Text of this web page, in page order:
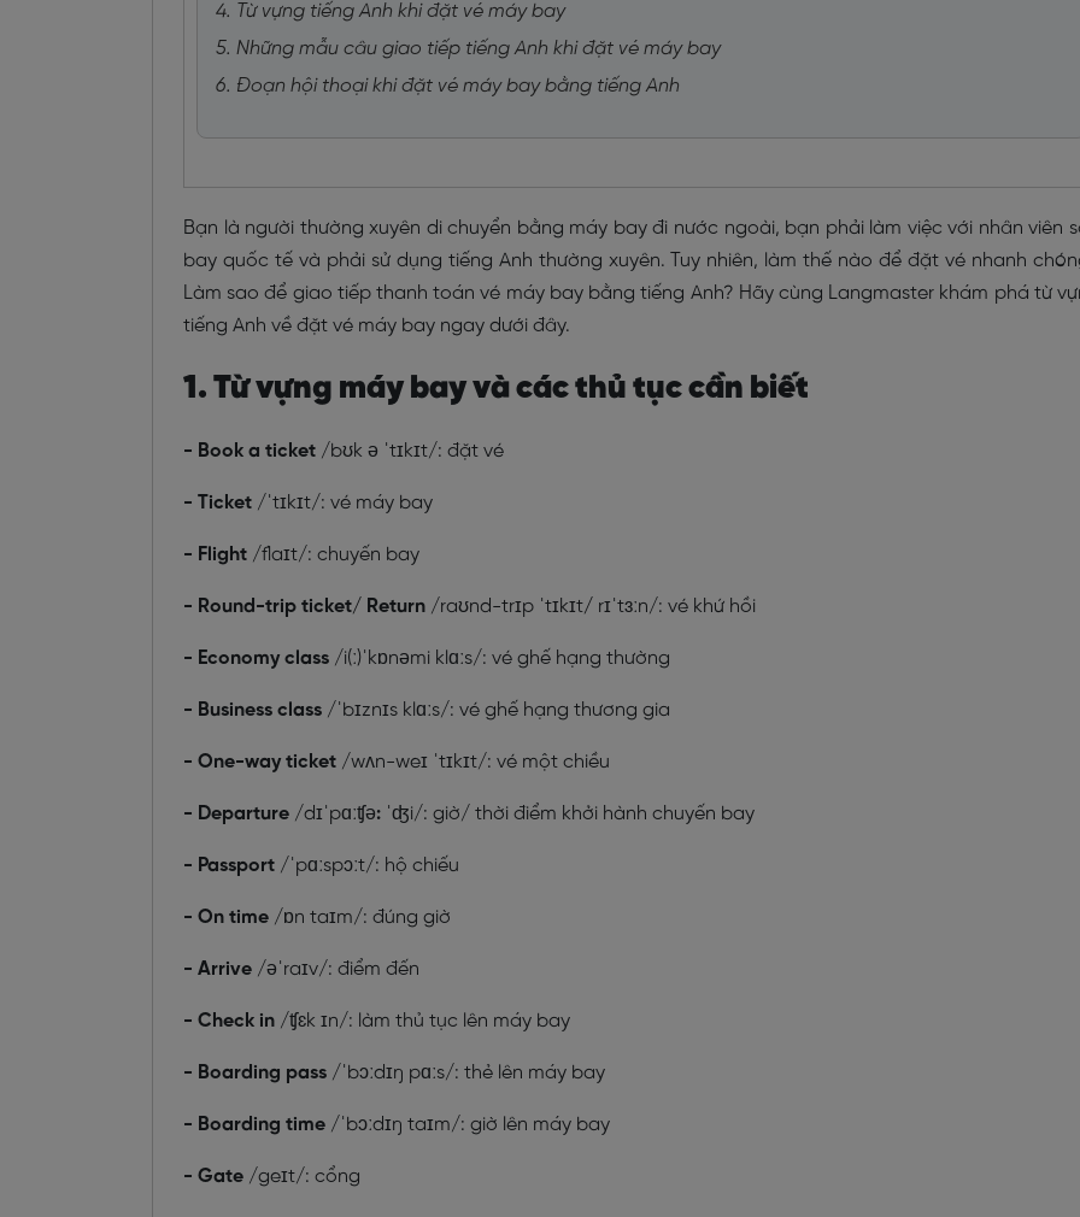
4. Từ vựng tiếng Anh khi đặt vé máy bay
5. Những mẫu câu giao tiếp tiếng Anh khi đặt vé máy bay
6. Đoạn hội thoại khi đặt vé máy bay bằng tiếng Anh
Bạn là người thường xuyên di chuyển bằng máy bay đi nước ngoài, bạn phải làm việc với nhân viên
bay quốc tế và phải sử dụng tiếng Anh thường xuyên. Tuy nhiên, làm thế nào để đặt vé nhanh
Làm sao để giao tiếp thanh toán vé máy bay bằng tiếng Anh? Hãy cùng Langmaster khám phá từ
tiếng Anh về đặt vé máy bay ngay dưới đây.
1. Từ vựng máy bay và các thủ tục cần biết
- Book a ticket /bʊk ə ˈtɪkɪt/: đặt vé
- Ticket /ˈtɪkɪt/: vé máy bay
- Flight /flaɪt/: chuyến bay
- Round-trip ticket/ Return /raʊnd-trɪp ˈtɪkɪt/ rɪˈtɜːn/: vé khứ hồi
- Economy class /i(ː)ˈkɒnəmi klɑːs/: vé ghế hạng thường
- Business class /ˈbɪznɪs klɑːs/: vé ghế hạng thương gia
- One-way ticket /wʌn-weɪ ˈtɪkɪt/: vé một chiều
- Departure /dɪˈpɑːʧə: ˈʤi/: giờ/ thời điểm khởi hành chuyến bay
- Passport /ˈpɑːspɔːt/: hộ chiếu
- On time /ɒn taɪm/: đúng giờ
- Arrive /əˈraɪv/: điểm đến
- Check in /ʧɛk ɪn/: làm thủ tục lên máy bay
- Boarding pass /ˈbɔːdɪŋ pɑːs/: thẻ lên máy bay
- Boarding time /ˈbɔːdɪŋ taɪm/: giờ lên máy bay
- Gate /geɪt/: cổng